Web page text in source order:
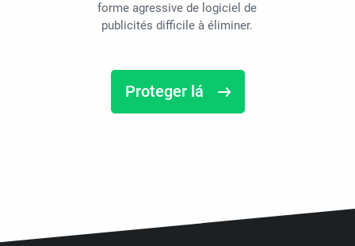
forme agressive de logiciel de
publicités difficile à éliminer.
Proteger lá